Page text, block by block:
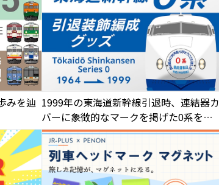
みを辿 1999年の東海道新幹線引退時、連結器カ
バーに象徴的なマークを掲げた0系をデ
ザイン！